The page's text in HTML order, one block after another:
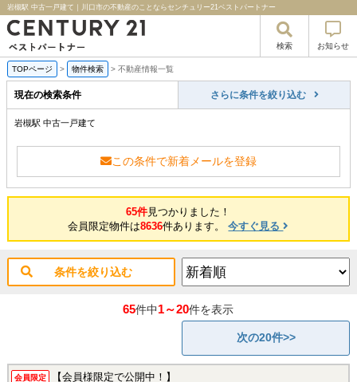
岩槻駅 中古一戸建て｜川口市の不動産のことならセンチュリー21ベストパートナー
検索 お知らせ
TOPページ > 物件検索 > 不動産情報一覧
現在の検索条件 さらに条件を絞り込む
岩槻駅 中古一戸建て
この条件で新着メールを登録
65件見つかりました！
会員限定物件は8636件あります。今すぐ見る
条件を絞り込む
65件中1～20件を表示
次の20件>>
会員限定 【会員様限定で公開中！】